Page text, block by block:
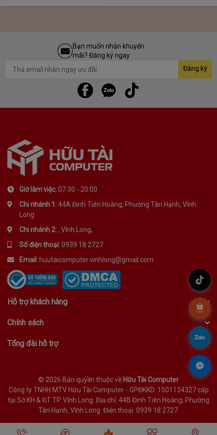
Bạn muốn nhận khuyến
mãi? Đăng ký ngay.
Đăng ký
Giờ làm việc:07:30 - 20:00
Chi nhánh 1:44A Đinh Tiên Hoàng, Phường Tân Hạnh, Vĩnh
Long
Chi nhánh 2:, Vĩnh Long,
Số điện thoại:0939 18 2727
Email: huutaicomputer.vinhlong@gmail.com
Hỗ trợ khách hàng
Chính sách
Tổng đài hỗ trợ
© 2026 Bản quyền thuộc về Hữu Tài Computer
Công ty TNHH MTV Hữu Tài Computer - GPĐKKD: 1501134327 cấp
tại Sở KH & ĐT TP. Vĩnh Long. Địa chỉ: 44B Đinh Tiên Hoàng, Phường
Tân Hạnh, Vĩnh Long. Điện thoại: 0939 18 2727.
.
.
.
.